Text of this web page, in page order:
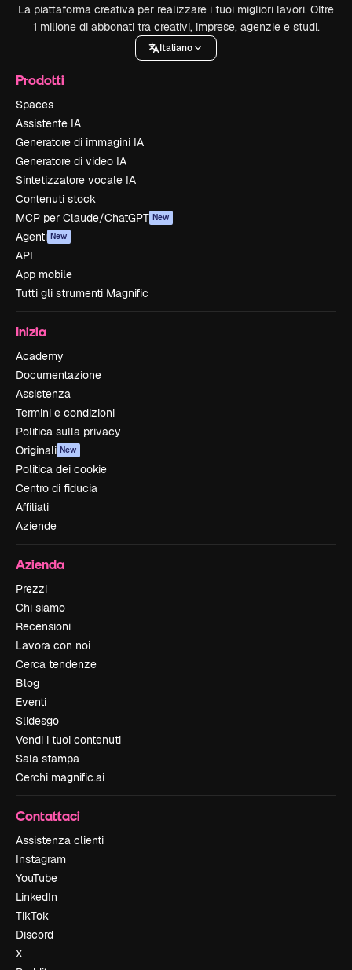
La piattaforma creativa per realizzare i tuoi migliori lavori. Oltre
1 milione di abbonati tra creativi, imprese, agenzie e studi.
Italiano
Prodotti
Spaces
Assistente IA
Generatore di immagini IA
Generatore di video IA
Sintetizzatore vocale IA
Contenuti stock
MCP per Claude/ChatGPT New
Agenti New
API
App mobile
Tutti gli strumenti Magnific
Inizia
Academy
Documentazione
Assistenza
Termini e condizioni
Politica sulla privacy
Originali New
Politica dei cookie
Centro di fiducia
Affiliati
Aziende
Azienda
Prezzi
Chi siamo
Recensioni
Lavora con noi
Cerca tendenze
Blog
Eventi
Slidesgo
Vendi i tuoi contenuti
Sala stampa
Cerchi magnific.ai
Contattaci
Assistenza clienti
Instagram
YouTube
LinkedIn
TikTok
Discord
X